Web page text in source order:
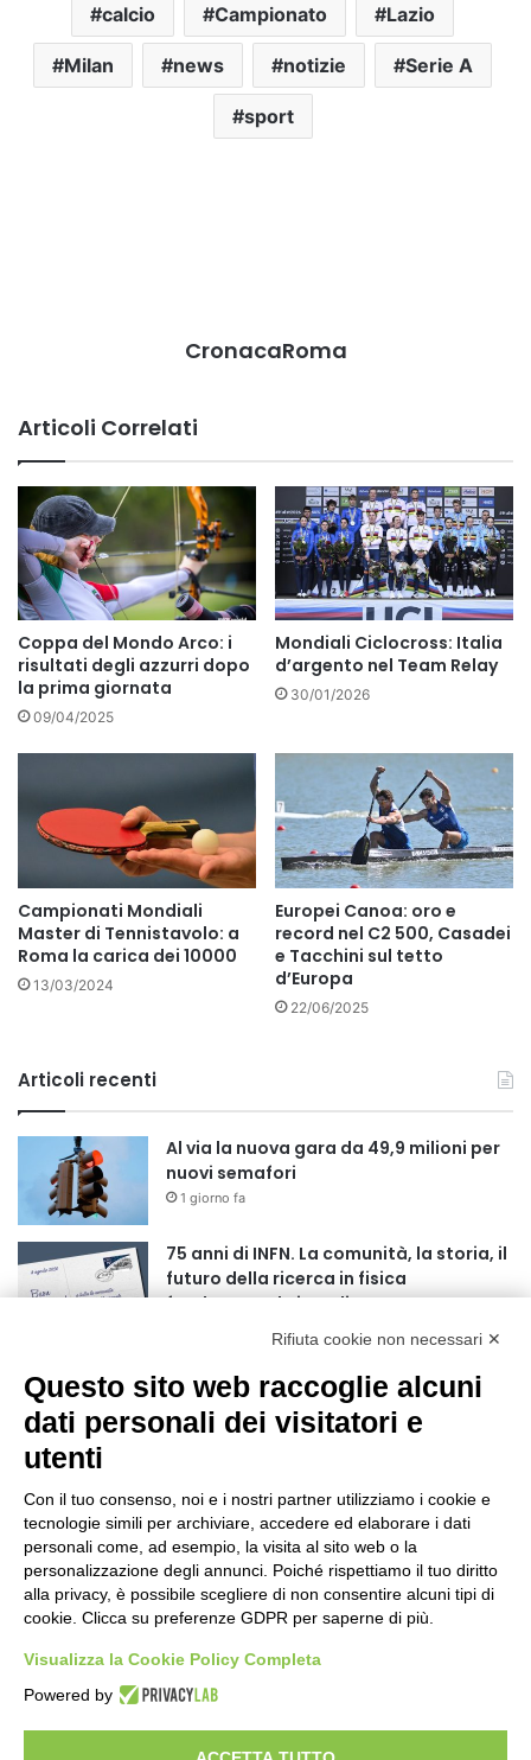
calcio Campionato Lazio
Milan news notizie Serie A
sport
CronacaRoma
Articoli Correlati
Coppa del Mondo Arco: i
risultati degli azzurri dopo
la prima giornata
09/04/2025
Mondiali Ciclocross: Italia
d’argento nel Team Relay
30/01/2026
Campionati Mondiali
Master di Tennistavolo: a
Roma la carica dei 10000
13/03/2024
Europei Canoa: oro e
record nel C2 500, Casadei
e Tacchini sul tetto
d’Europa
22/06/2025
Articoli recenti
Al via la nuova gara da 49,9 milioni per
nuovi semafori
1 giorno fa
75 anni di INFN. La comunità, la storia, il
futuro della ricerca in fisica
fondamentale in Italia
oro iridato è azzurro
2 giorni fa
fino al 25 settembre
2 giorni fa
Torna il Moscerine Film Festival Summer
Camp
2 giorni fa
“Anomalie”, dal 30 agosto la XX
edizione
2 giorni fa
Rifiuta cookie non necessari ✕
Questo sito web raccoglie alcuni
dati personali dei visitatori e
utenti
Con il tuo consenso, noi e i nostri partner utilizziamo i cookie e
tecnologie simili per archiviare, accedere ed elaborare i dati
personali come, ad esempio, la visita al sito web o la
personalizzazione degli annunci. Poiché rispettiamo il tuo diritto
alla privacy, è possibile scegliere di non consentire alcuni tipi di
cookie. Clicca su preferenze GDPR per saperne di più.
Visualizza la Cookie Policy Completa
Powered by